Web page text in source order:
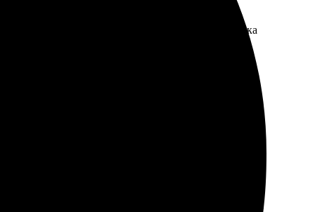
цены. Качество печати порадовало, и доставка
Доставка тоже не заставила ждать.